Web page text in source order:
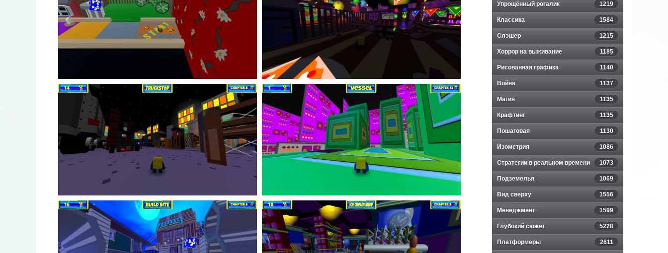
Упрощённый рогалик 1219
Классика 1584
Слэшер 1215
Хоррор на выживание 1185
Рисованная графика 1140
Война 1137
Магия 1135
Крафтинг 1135
Пошаговая 1130
Изометрия 1086
Стратегии в реальном времени 1073
Подземелья 1069
Вид сверху 1556
Менеджмент 1599
Глубокий сюжет 5228
Платформеры 2611